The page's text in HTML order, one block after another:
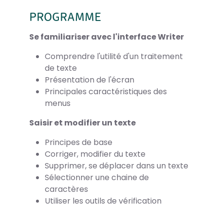
PROGRAMME
Se familiariser avec l'interface Writer
Comprendre l'utilité d'un traitement
de texte
Présentation de l'écran
Principales caractéristiques des
menus
Saisir et modifier un texte
Principes de base
Corriger, modifier du texte
Supprimer, se déplacer dans un texte
Sélectionner une chaine de
caractères
Utiliser les outils de vérification